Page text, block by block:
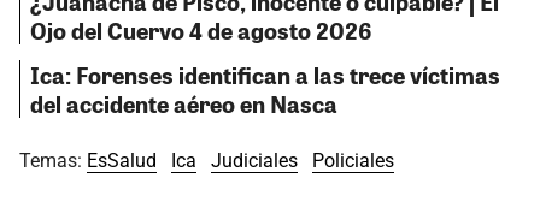
Ojo del Cuervo 4 de agosto 2026
Ica: Forenses identifican a las trece víctimas
del accidente aéreo en Nasca
Temas: EsSalud Ica Judiciales Policiales